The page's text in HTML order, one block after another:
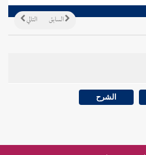
التالي السابق
الشرح